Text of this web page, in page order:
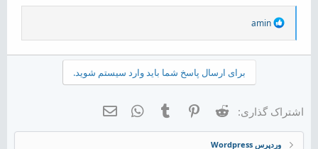
R
a
c
s
amin
برای ارسال پاسخ شما باید وارد سیستم شوید.
اشتراک گذاری: Reddit
Pinterest
Tumblr
WhatsApp
وردپرس Wordpress